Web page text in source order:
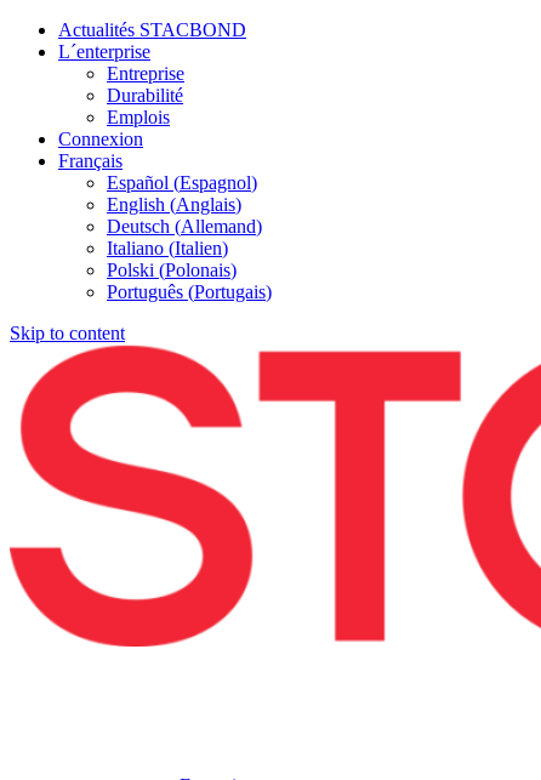
Actualités STACBOND
L´enterprise
Entreprise
Durabilité
Emplois
Connexion
Français
Español (Espagnol)
English (Anglais)
Deutsch (Allemand)
Italiano (Italien)
Polski (Polonais)
Português (Portugais)
Skip to content